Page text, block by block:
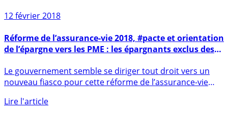
12 février 2018
Réforme de l’assurance-vie 2018, #pacte et orientation
de l’épargne vers les PME : les épargnants exclus des
réflexions ?
nouveau fiasco pour cette réforme de l’assurance-vie